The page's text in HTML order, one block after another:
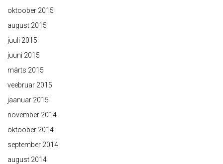
oktoober 2015
august 2015
juuli 2015
juuni 2015
märts 2015
veebruar 2015
jaanuar 2015
november 2014
oktoober 2014
september 2014
august 2014